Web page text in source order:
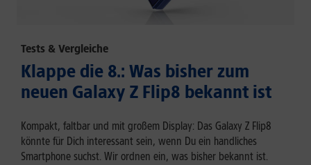
Tests & Vergleiche
Klappe die 8.: Was bisher zum
neuen Galaxy Z Flip8 bekannt ist
Kompakt, faltbar und mit großem Display: Das Galaxy Z Flip8
könnte für Dich interessant sein, wenn Du ein handliches
Smartphone suchst. Wir ordnen ein, was bisher bekannt ist.